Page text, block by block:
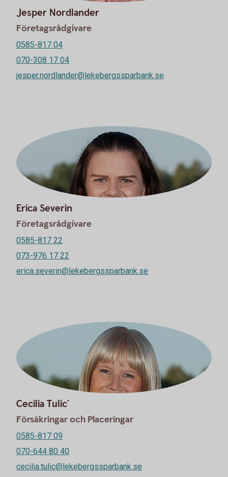
Jesper Nordlander
Företagsrådgivare
0585-817 04
070-308 17 04
jesper.nordlander@lekebergssparbank.se
Erica Severin
Företagsrådgivare
0585-817 22
073-976 17 22
erica.severin@lekebergssparbank.se
Cecilia Tulic´
Försäkringar och Placeringar
0585-817 09
070-644 80 40
cecilia.tulic@lekebergssparbank.se